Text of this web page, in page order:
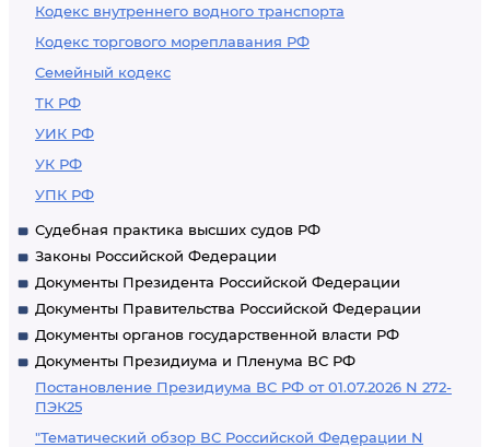
Кодекс внутреннего водного транспорта
Кодекс торгового мореплавания РФ
Семейный кодекс
ТК РФ
УИК РФ
УК РФ
УПК РФ
Судебная практика высших судов РФ
Законы Российской Федерации
Документы Президента Российской Федерации
Документы Правительства Российской Федерации
Документы органов государственной власти РФ
Документы Президиума и Пленума ВС РФ
Постановление Президиума ВС РФ от 01.07.2026 N 272-
ПЭК25
"Тематический обзор ВС Российской Федерации N